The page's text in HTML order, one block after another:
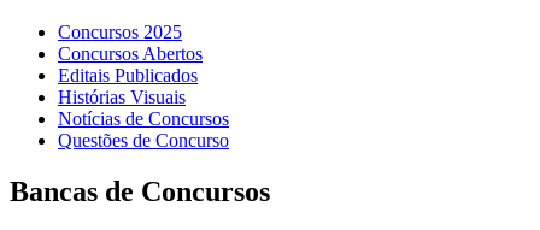
Concursos 2025
Concursos Abertos
Editais Publicados
Histórias Visuais
Notícias de Concursos
Questões de Concurso
Bancas de Concursos